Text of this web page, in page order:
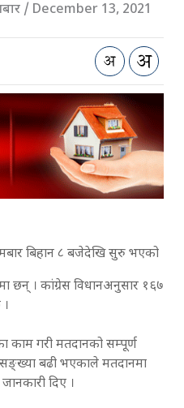
/ December 13, 2021
बिहान ८ बजेदेखि सुरु भएको
छन् । कांग्रेस विधानअनुसार १६७
काम गरी मतदानको सम्पूर्ण
सङ्ख्या बढी भएकाले मतदानमा
दिए ।